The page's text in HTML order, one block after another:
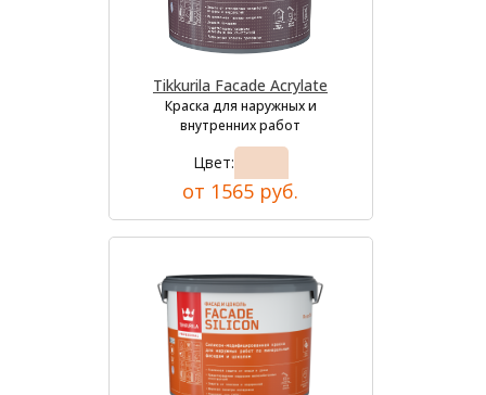
Tikkurila Facade Acrylate
Краска для наружных и
внутренних работ
Цвет:
от 1565 руб.